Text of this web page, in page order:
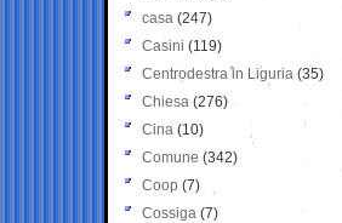
casa (247)
Casini (119)
Centrodestra in Liguria (35)
Chiesa (276)
Cina (10)
Comune (342)
Coop (7)
Cossiga (7)